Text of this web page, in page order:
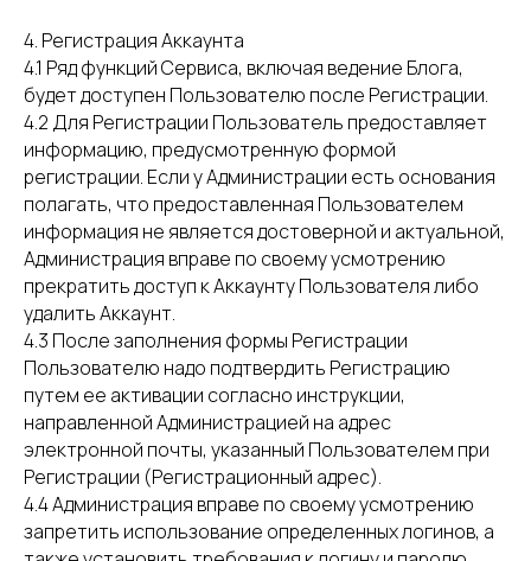
4. Регистрация Аккаунта
4.1 Ряд функций Сервиса, включая ведение Блога,
будет доступен Пользователю после Регистрации.
4.2 Для Регистрации Пользователь предоставляет
информацию, предусмотренную формой
регистрации. Если у Администрации есть основания
полагать, что предоставленная Пользователем
информация не является достоверной и актуальной,
Администрация вправе по своему усмотрению
прекратить доступ к Аккаунту Пользователя либо
удалить Аккаунт.
4.3 После заполнения формы Регистрации
Пользователю надо подтвердить Регистрацию
путем ее активации согласно инструкции,
направленной Администрацией на адрес
электронной почты, указанный Пользователем при
Регистрации (Регистрационный адрес).
4.4 Администрация вправе по своему усмотрению
запретить использование определенных логинов, а